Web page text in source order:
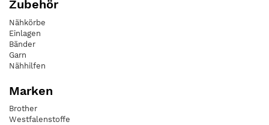
Zubehör
Nähkörbe
Einlagen
Bänder
Garn
Nähhilfen
Marken
Brother
Westfalenstoffe